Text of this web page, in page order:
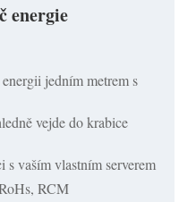
energie
jedním metrem s
vejde do krabice
vaším vlastním serverem
RCM